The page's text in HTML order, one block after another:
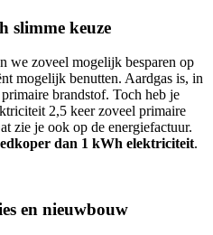
slimme keuze
we zoveel mogelijk besparen op
mogelijk benutten. Aardgas is, in
brandstof. Toch heb je
2,5 keer zoveel primaire
zie je ook op de energiefactuur.
dan 1 kWh elektriciteit.
en nieuwbouw